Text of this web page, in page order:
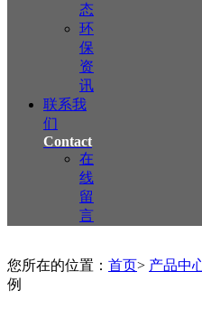
态
环
保
资
讯
联系我
们
Contact
在
线
留
言
您所在的位置： 首页> 产品中
例